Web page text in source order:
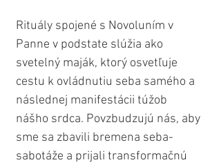
Rituály spojené s Novoluním v
Panne v podstate slúžia ako
svetelný maják, ktorý osvetľuje
cestu k ovládnutiu seba samého a
následnej manifestácii túžob
nášho srdca. Povzbudzujú nás, aby
sme sa zbavili bremena seba-
sabotáže a prijali transformačnú